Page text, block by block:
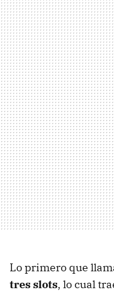
Lo primero que
tres slots, lo cual